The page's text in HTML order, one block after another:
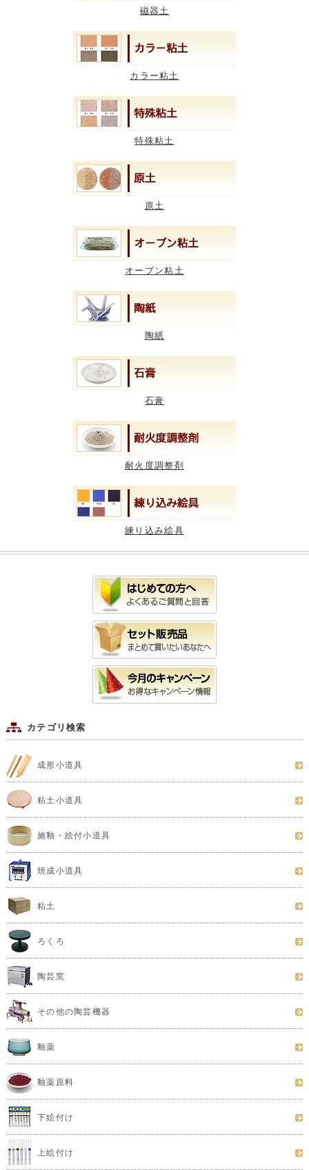
磁器土
カラー粘土
特殊粘土
原土
オーブン粘土
陶紙
石膏
耐火度調整剤
練り込み絵具
カテゴリ検索
成形小道具
粘土小道具
施釉・絵付小道具
焼成小道具
粘土
ろくろ
陶芸窯
その他の陶芸機器
釉薬
釉薬原料
下絵付け
上絵付け